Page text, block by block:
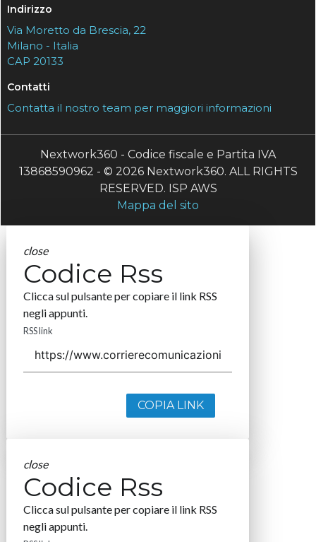
Indirizzo
Via Moretto da Brescia, 22
Milano - Italia
CAP 20133
Contatti
Contatta il nostro team per maggiori informazioni
Nextwork360 - Codice fiscale e Partita IVA
13868590962 - © 2026 Nextwork360. ALL RIGHTS
RESERVED. ISP AWS
Mappa del sito
close
Codice Rss
Clicca sul pulsante per copiare il link RSS
negli appunti.
RSS link
COPIA LINK
close
Codice Rss
Clicca sul pulsante per copiare il link RSS
negli appunti.